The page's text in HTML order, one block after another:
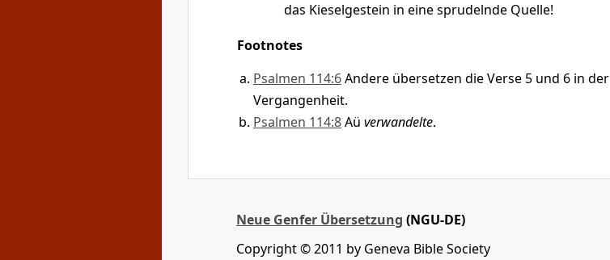
das Kieselgestein in eine sprudelnde Quelle!
Footnotes
Psalmen 114:6Andere übersetzen die Verse 5 und 6 in der
Vergangenheit.
Psalmen 114:8Aü verwandelte.
Neue Genfer Übersetzung (NGU-DE)
Copyright © 2011 by Geneva Bible Society